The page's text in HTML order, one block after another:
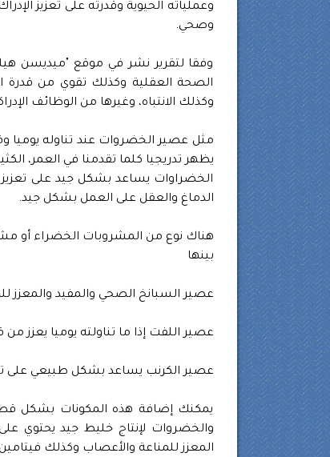
وعملياته الحيوية وقدرته على تعزيز
وصحي.
وفقا لتقرير نشر في موقع "ميديسن
الصحة العقلية وكذلك تقوي من قدرة
وكذلك الانتباه، وغيرها من الوظائف
مثل عصير الخضروات عند تناوله يوميا
يظهر تدريجيا كلما تقدمنا في العمر،
الخضراوات يساعد بشكل جيد على
الدماغ والعقل على العمل بشكل جيد.
هناك نوع من المشروبات الخضراء أو
بينها
عصير السبانخ الصحي والمفيد والمعزز
عصير اللفت إذا ما تناولته يوميا يعزز من
عصير الكرنب يساعد بشكل طبيعي على
يمكنك إضافة هذه المكونات بشكل
والخضروات لإنتاج خليط جيد يحتوي
المعزز للمناعة والأعصاب وكذلك فيتامين